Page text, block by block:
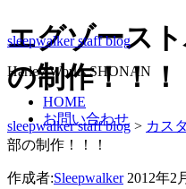
sleepwalker staff blog
Harley Works SHONAN
HOME
お問い合わせ
エグゾース
の制作！！！
sleepwalker staff blog > カス
部の制作！！！
作成者:Sleepwalker 2012年2